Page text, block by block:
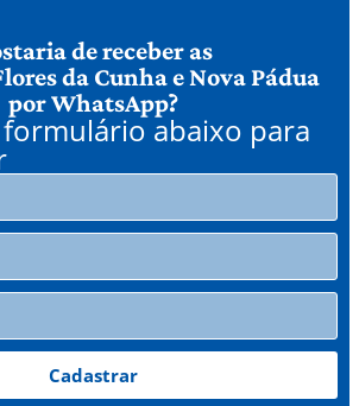
de receber as
da Cunha e Nova Pádua
por WhatsApp?
formulário abaixo para
Cadastrar